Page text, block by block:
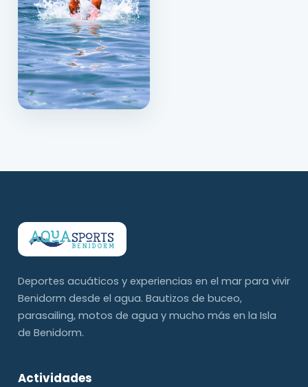
Deportes acuáticos y experiencias en el mar para vivir
Benidorm desde el agua. Bautizos de buceo,
parasailing, motos de agua y mucho más en la Isla
de Benidorm.
Actividades